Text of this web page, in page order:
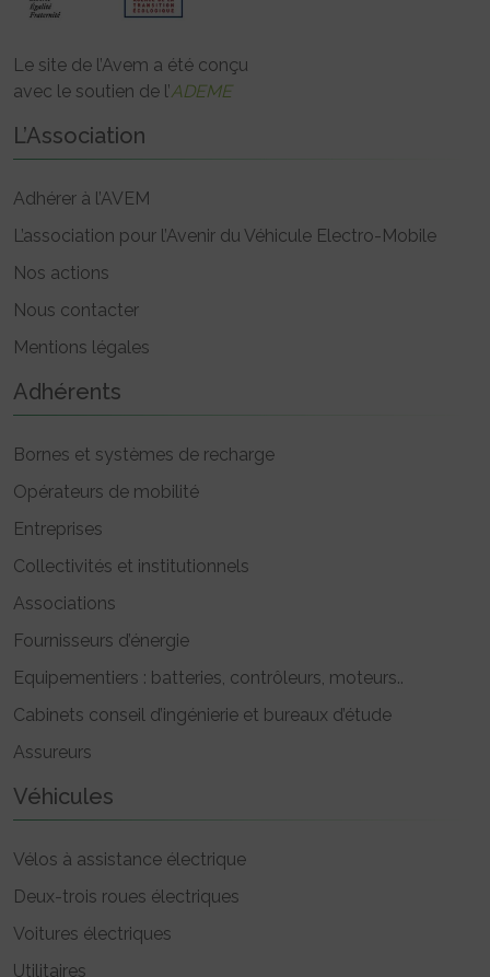
Le site de l’Avem a été conçu
avec le soutien de l’ADEME
L’Association
Adhérer à l’AVEM
L’association pour l’Avenir du Véhicule Electro-Mobile
Nos actions
Nous contacter
Mentions légales
Adhérents
Bornes et systèmes de recharge
Opérateurs de mobilité
Entreprises
Collectivités et institutionnels
Associations
Fournisseurs d’énergie
Equipementiers : batteries, contrôleurs, moteurs..
Cabinets conseil d’ingénierie et bureaux d’étude
Assureurs
Véhicules
Vélos à assistance électrique
Deux-trois roues électriques
Voitures électriques
Utilitaires